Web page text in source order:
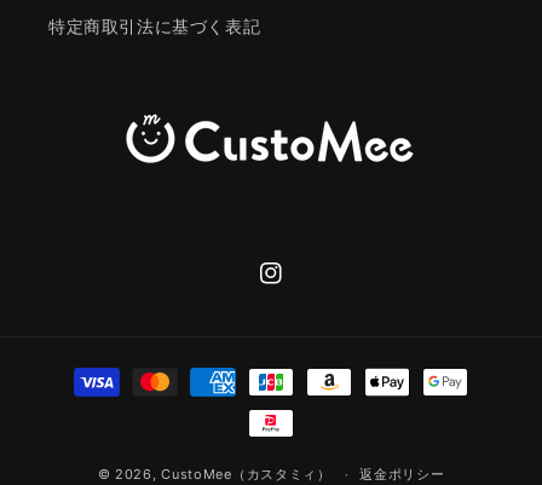
特定商取引法に基づく表記
Instagram
© 2026,CustoMee（カスタミィ） 返金ポリシー